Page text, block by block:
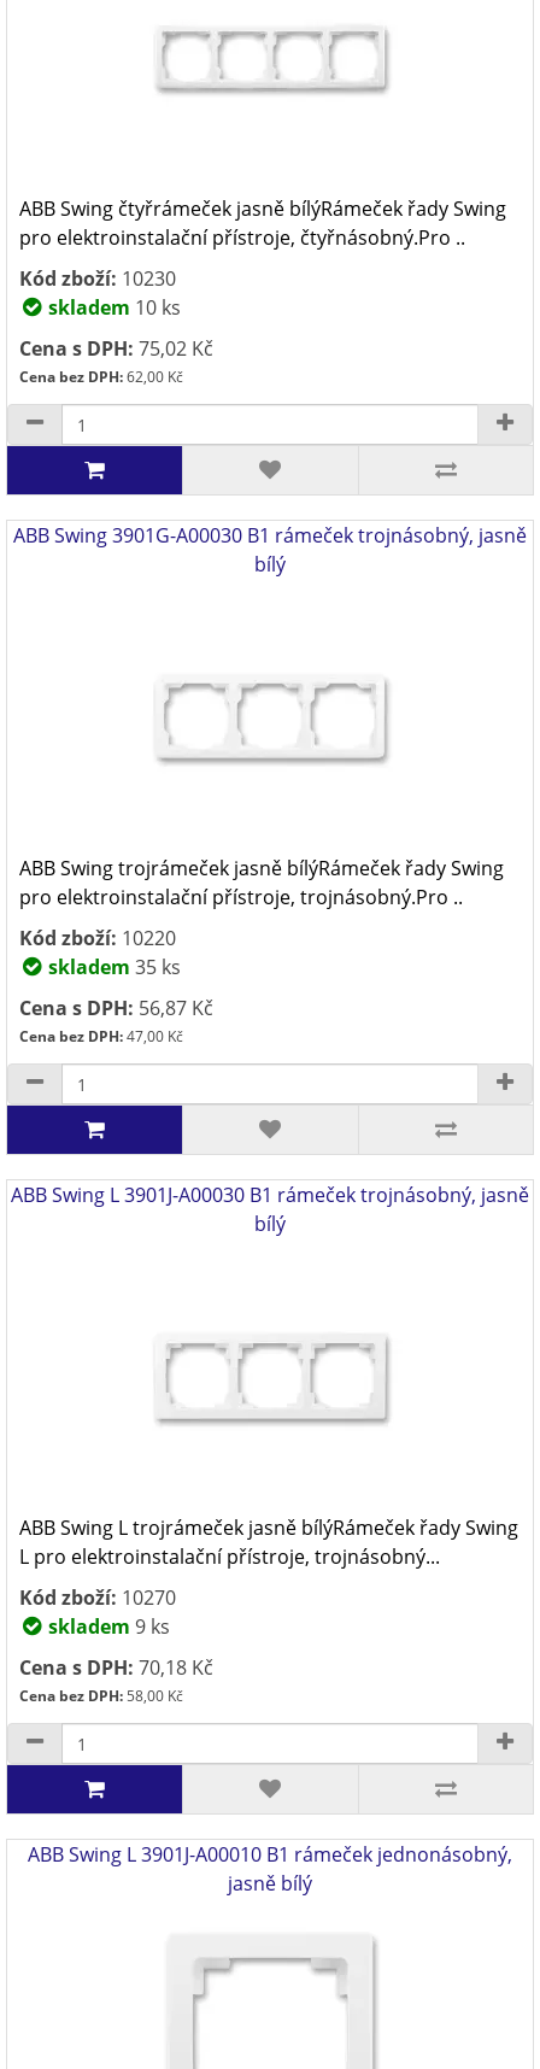
ABB Swing čtyřrámeček jasně bílýRámeček řady Swing
pro elektroinstalační přístroje, čtyřnásobný.Pro ..
Kód zboží: 10230
skladem 10 ks
Cena s DPH: 75,02 Kč
Cena bez DPH:62,00 Kč
ABB Swing 3901G-A00030 B1 rámeček trojnásobný, jasně
bílý
ABB Swing trojrámeček jasně bílýRámeček řady Swing
pro elektroinstalační přístroje, trojnásobný.Pro ..
Kód zboží: 10220
skladem 35 ks
Cena s DPH: 56,87 Kč
Cena bez DPH:47,00 Kč
ABB Swing L 3901J-A00030 B1 rámeček trojnásobný, jasně
bílý
ABB Swing L trojrámeček jasně bílýRámeček řady Swing
L pro elektroinstalační přístroje, trojnásobný...
Kód zboží: 10270
skladem 9 ks
Cena s DPH: 70,18 Kč
Cena bez DPH:58,00 Kč
ABB Swing L 3901J-A00010 B1 rámeček jednonásobný,
jasně bílý